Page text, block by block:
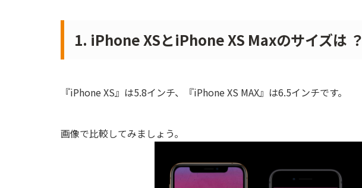
1. iPhone XSとiPhone XS Maxのサイズは ？
『iPhone XS』は5.8インチ、『iPhone XS MAX』は6.5インチです。
画像で比較してみましょう。